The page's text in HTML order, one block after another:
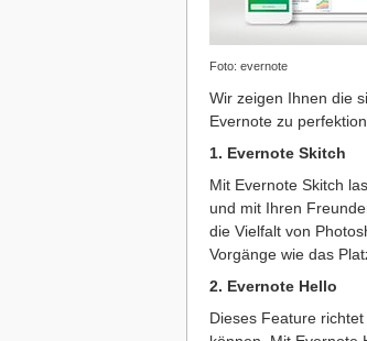
Foto: evernote
Wir zeigen Ihnen die
Evernote zu
1. Evernote Skitch
Mit Evernote Skitch
und mit Ihren
die Vielfalt von
Vorgänge wie das
2. Evernote Hello
Dieses Feature